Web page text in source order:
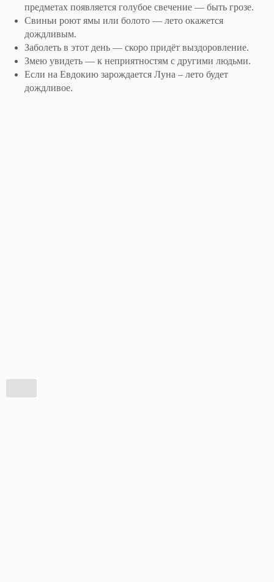
предметах появляется голубое свечение — быть грозе.
Свиньи роют ямы или болото — лето окажется
дождливым.
Заболеть в этот день — скоро придёт выздоровление.
Змею увидеть — к неприятностям с другими людьми.
Если на Евдокию зарождается Луна – лето будет
дождливое.